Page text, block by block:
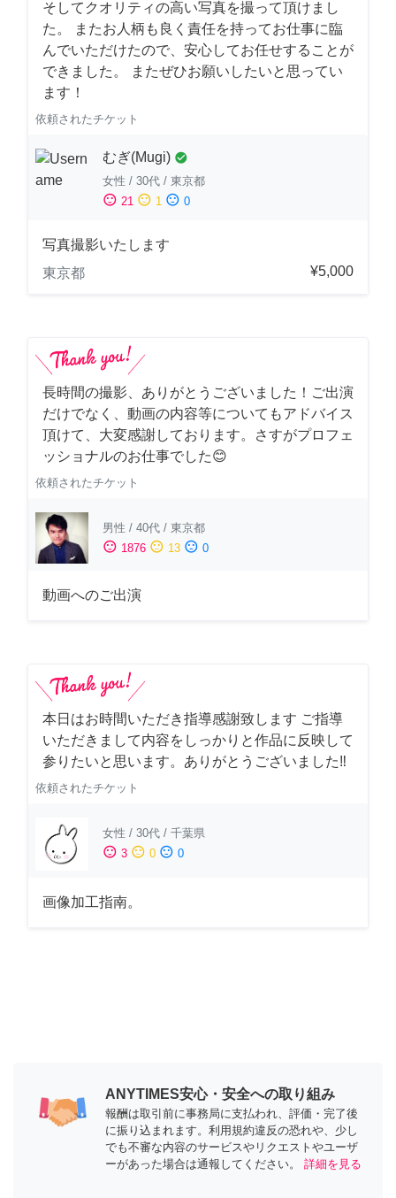
そしてクオリティの高い写真を撮って頂けまし
た。 またお人柄も良く責任を持ってお仕事に臨
んでいただけたので、安心してお任せすることが
できました。 またぜひお願いしたいと思ってい
ます！
依頼されたチケット
むぎ(Mugi) check_circle
女性 / 30代 / 東京都
sentiment_satisfied 21 sentiment_neutral 1 sentiment_dissatisfied 0
写真撮影いたします
東京都
¥5,000
長時間の撮影、ありがとうございました！ご出演
だけでなく、動画の内容等についてもアドバイス
頂けて、大変感謝しております。さすがプロフェ
ッショナルのお仕事でした😊
依頼されたチケット
男性 / 40代 / 東京都
sentiment_satisfied 1876 sentiment_neutral 13 sentiment_dissatisfied 0
動画へのご出演
本日はお時間いただき指導感謝致します ご指導
いただきまして内容をしっかりと作品に反映して
参りたいと思います。ありがとうございました‼️
依頼されたチケット
女性 / 30代 / 千葉県
sentiment_satisfied 3 sentiment_neutral 0 sentiment_dissatisfied 0
画像加工指南。
ANYTIMES安心・安全への取り組み
報酬は取引前に事務局に支払われ、評価・完了後
に振り込まれます。利用規約違反の恐れや、少し
でも不審な内容のサービスやリクエストやユーザ
ーがあった場合は通報してください。
詳細を見る